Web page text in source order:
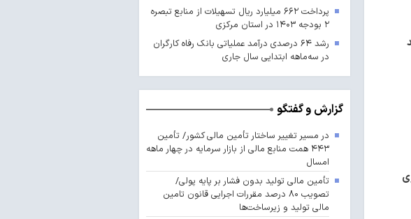
پرداخت ۶۶۲ میلیارد ریال تسهیلات از منابع تبصره
۲ بودجه ۱۴۰۳ در استان مرکزی
رشد ۶۴ درصدی درآمد عملیاتی بانک رفاه کارگران
در سه‌ماهه ابتدایی سال جاری
گزارش و گفتگو
در مسیر تغییر ساختار تأمین مالی کشور/ تأمین
۴۴۳ همت منابع مالی از بازار سرمایه در چهار ماهه
امسال
تأمین مالی تولید بدون فشار بر پایه پولی/
تصویب ۸۰ درصد مقررات اجرایی قانون تامین
مالی تولید و زیرساخت‌ها